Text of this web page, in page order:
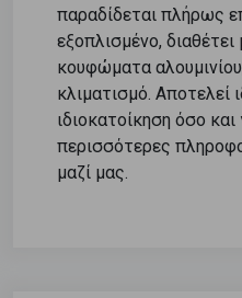
παραδίδεται πλήρως
εξοπλισμένο, διαθέτει
κουφώματα
κλιματισμό. Αποτελεί
ιδιοκατοίκηση όσο και
περισσότερες
μαζί μας.